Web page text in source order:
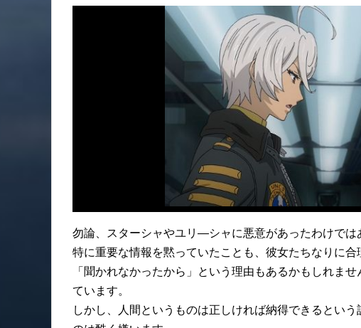
勿論、スターシャやユリ―シャに悪意があったわけでは
特に重要な情報を黙っていたことも、彼女たちなりに
「聞かれなかったから」という理由もあるかもしれま
ています。
しかし、人間というものは正しければ納得できるとい